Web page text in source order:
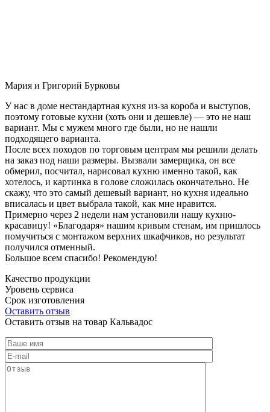
Мария и Григорий Бурковы
У нас в доме нестандартная кухня из-за короба и выступов,
поэтому готовые кухни (хоть они и дешевле) — это не наш
вариант. Мы с мужем много где были, но не нашли
подходящего варианта.
После всех походов по торговым центрам мы решили делать
на заказ под наши размеры. Вызвали замерщика, он все
обмерил, посчитал, нарисовал кухню именно такой, как
хотелось, и картинка в голове сложилась окончательно. Не
скажу, что это самый дешевый вариант, но кухня идеально
вписалась и цвет выбрала такой, как мне нравится.
Примерно через 2 недели нам установили нашу кухню-
красавицу! «Благодаря» нашим кривым стенам, им пришлось
помучиться с монтажом верхних шкафчиков, но результат
получился отменный.
Большое всем спасибо! Рекомендую!
Качество продукции
Уровень сервиса
Срок изготовления
Оставить отзыв
Оставить отзыв на товар Кальвадос